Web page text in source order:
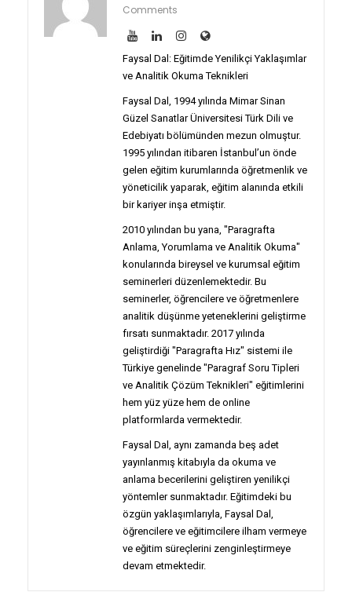
Comments
Faysal Dal: Eğitimde Yenilikçi Yaklaşımlar
ve Analitik Okuma Teknikleri
Faysal Dal, 1994 yılında Mimar Sinan
Güzel Sanatlar Üniversitesi Türk Dili ve
Edebiyatı bölümünden mezun olmuştur.
1995 yılından itibaren İstanbul’un önde
gelen eğitim kurumlarında öğretmenlik ve
yöneticilik yaparak, eğitim alanında etkili
bir kariyer inşa etmiştir.
2010 yılından bu yana, "Paragrafta
Anlama, Yorumlama ve Analitik Okuma"
konularında bireysel ve kurumsal eğitim
seminerleri düzenlemektedir. Bu
seminerler, öğrencilere ve öğretmenlere
analitik düşünme yeteneklerini geliştirme
fırsatı sunmaktadır. 2017 yılında
geliştirdiği "Paragrafta Hız" sistemi ile
Türkiye genelinde "Paragraf Soru Tipleri
ve Analitik Çözüm Teknikleri" eğitimlerini
hem yüz yüze hem de online
platformlarda vermektedir.
Faysal Dal, aynı zamanda beş adet
yayınlanmış kitabıyla da okuma ve
anlama becerilerini geliştiren yenilikçi
yöntemler sunmaktadır. Eğitimdeki bu
özgün yaklaşımlarıyla, Faysal Dal,
öğrencilere ve eğitimcilere ilham vermeye
ve eğitim süreçlerini zenginleştirmeye
devam etmektedir.